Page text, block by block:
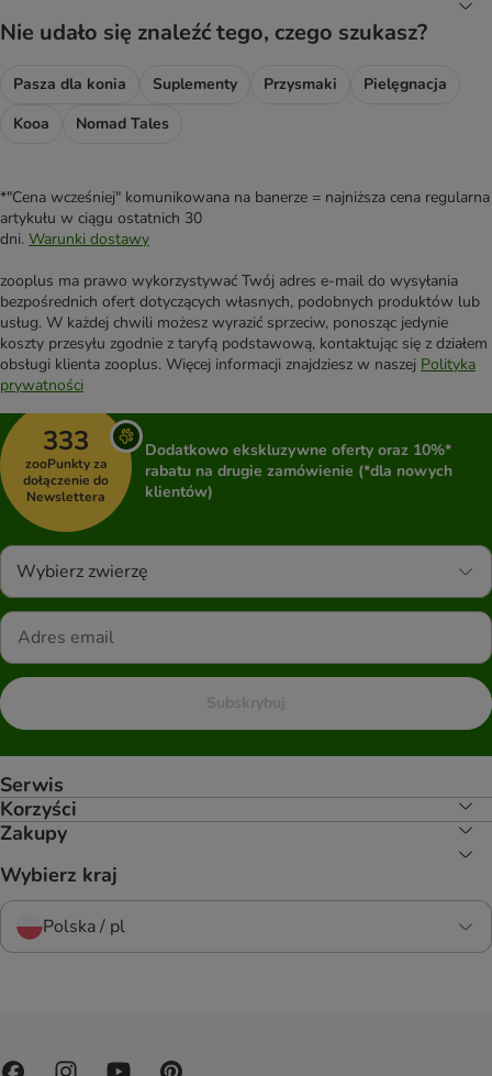
Nie udało się znaleźć tego, czego szukasz?
Pasza dla konia Suplementy Przysmaki
Pielęgnacja
Kooa
Nomad Tales
*"Cena wcześniej" komunikowana na banerze = najniższa cena regularna
artykułu w ciągu ostatnich 30
dni. Warunki dostawy
zooplus ma prawo wykorzystywać Twój adres e-mail do wysyłania
bezpośrednich ofert dotyczących własnych, podobnych produktów lub
usług. W każdej chwili możesz wyrazić sprzeciw, ponosząc jedynie
koszty przesyłu zgodnie z taryfą podstawową, kontaktując się z działem
obsługi klienta zooplus. Więcej informacji znajdziesz w naszej Polityka
prywatności
333
zooPunkty za
dołączenie do
Newslettera
Dodatkowo ekskluzywne oferty oraz 10%*
rabatu na drugie zamówienie (*dla nowych
klientów)
Wybierz zwierzę
Subskrybuj
Serwis
Korzyści
Zakupy
Wybierz kraj
Polska / pl